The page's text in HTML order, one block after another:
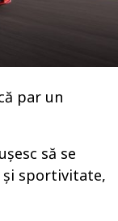
par un
să se
și sportivitate,